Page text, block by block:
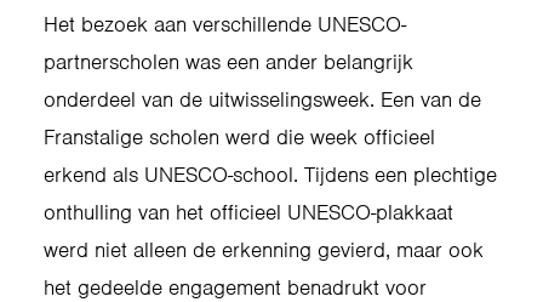
Het bezoek aan verschillende UNESCO-
partnerscholen was een ander belangrijk
onderdeel van de uitwisselingsweek. Een van de
Franstalige scholen werd die week officieel
erkend als UNESCO-school. Tijdens een plechtige
onthulling van het officieel UNESCO-plakkaat
werd niet alleen de erkenning gevierd, maar ook
het gedeelde engagement benadrukt voor